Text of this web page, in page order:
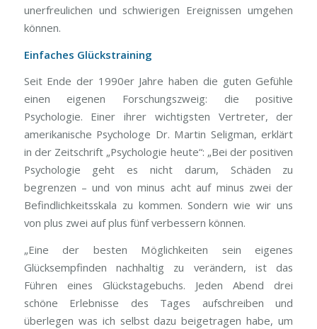
unerfreulichen und schwierigen Ereignissen umgehen
können.
Einfaches Glückstraining
Seit Ende der 1990er Jahre haben die guten Gefühle
einen eigenen Forschungszweig: die positive
Psychologie. Einer ihrer wichtigsten Vertreter, der
amerikanische Psychologe Dr. Martin Seligman, erklärt
in der Zeitschrift „Psychologie heute“: „Bei der positiven
Psychologie geht es nicht darum, Schäden zu
begrenzen – und von minus acht auf minus zwei der
Befindlichkeitsskala zu kommen. Sondern wie wir uns
von plus zwei auf plus fünf verbessern können.
„Eine der besten Möglichkeiten sein eigenes
Glücksempfinden nachhaltig zu verändern, ist das
Führen eines Glückstagebuchs. Jeden Abend drei
schöne Erlebnisse des Tages aufschreiben und
überlegen was ich selbst dazu beigetragen habe, um